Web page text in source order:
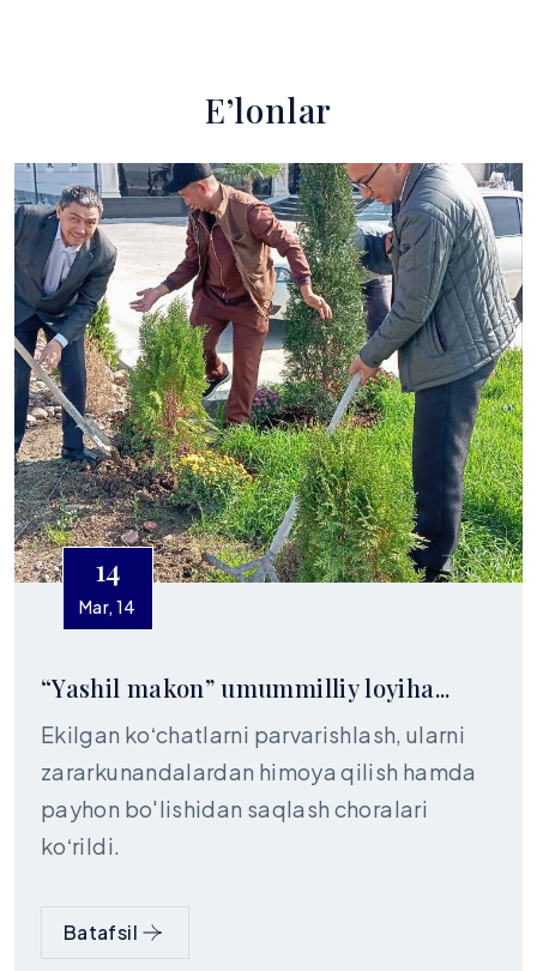
E’lonlar
14
Mar, 14
“Yashil makon” umummilliy loyiha...
Ekilgan koʻchatlarni parvarishlash, ularni
zararkunandalardan himoya qilish hamda
payhon bo'lishidan saqlash choralari
koʻrildi.
Batafsil